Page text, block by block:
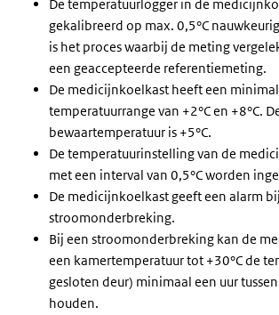
De temperatuurlogger in de
gekalibreerd op max. 0,5°C
is het proces waarbij de meting
een geaccepteerde referentiemeting.
De medicijnkoelkast heeft een
temperatuurrange van +2°C en +8°C.
bewaartemperatuur is +5°C.
De temperatuurinstelling van de
met een interval van 0,5°C worden
De medicijnkoelkast geeft een alarm bij
stroomonderbreking.
Bij een stroomonderbreking kan de
een kamertemperatuur tot +30°C de
gesloten deur) minimaal een uur tussen
houden.